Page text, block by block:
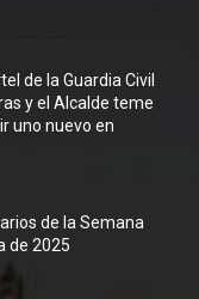
de la Guardia Civil
y el Alcalde teme
uno nuevo en
de la Semana
de 2025